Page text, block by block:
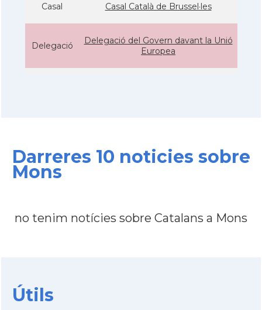
Casal Casal Català de Brussel·les
Delegació
Delegació del Govern davant la Unió
Europea
Darreres 10 noticies sobre
Mons
no tenim notícies sobre Catalans a Mons
Útils